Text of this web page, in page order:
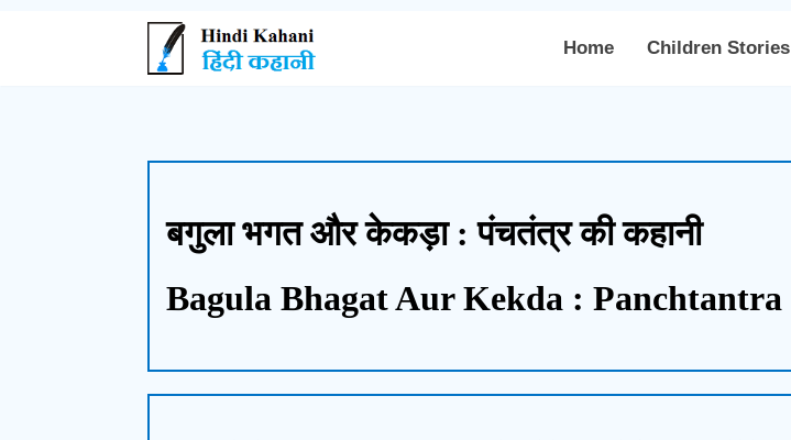
Home Children Stories
बगुला भगत और केकड़ा : पंचतंत्र की कहानी
Bagula Bhagat Aur Kekda : Panchtantra